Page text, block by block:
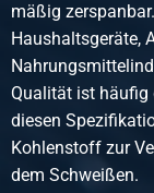
Artikelnummer
2430-0136-
Beschreibung
Rostfrei
Stück pro KG
Bruttopreis
mäßig
Haushaltsgeräte,
Qualität ist
diesen
Kohlenstoff zur
dem Schweißen.